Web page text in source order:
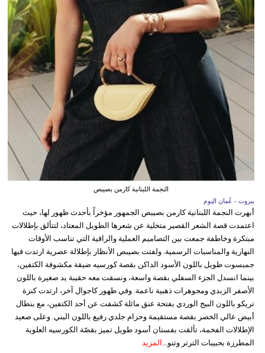
النجمة اللبنانية كارمن بصيبص
بيروت - عُمان اليوم
أبهرت النجمة اللبنانية كارمن بصيبص الجمهور مؤخراً بأحدث ظهور لها، حيث
اعتمدت قصة الشعر القصير متخلية عن شعرها الطويل المعتاد، لتتألق بإطلالات
مبتكرة وخاطفة جمعت بين التصاميم العملية والراقية التي تناسب الأوقات
النهارية والمناسبات الرسمية. ولفتت بصيبص الأنظار بإطلالة عصرية ارتدت فيها
جمبسوت طويل باللون الأسود الداكن بقصة كورسيه ضيقة مكشوفة الكتفين،
بينما انسدل الجزء السفلي بقصة واسعة، ونسقت معه حقيبة يد صغيرة باللون
الأصفر الزبدي ومجوهرات ذهبية ناعمة. وفي ظهور كاجوال آخر، ارتدت كنزة
تريكو باللون البيج الوردي بفتحة عنق مائلة كشفت عن أحد الكتفين، مع بنطال
أبيض عالي الخصر بقصة مستقيمة وحزام جلدي رفيع باللون البني. وعلى صعيد
الإطلالات الفخمة، تألقت بفستان أسود طويل تميز بقصّة الكورسيه العلوية
المطرزة بحبيبات الترتر وتنو... المزيد